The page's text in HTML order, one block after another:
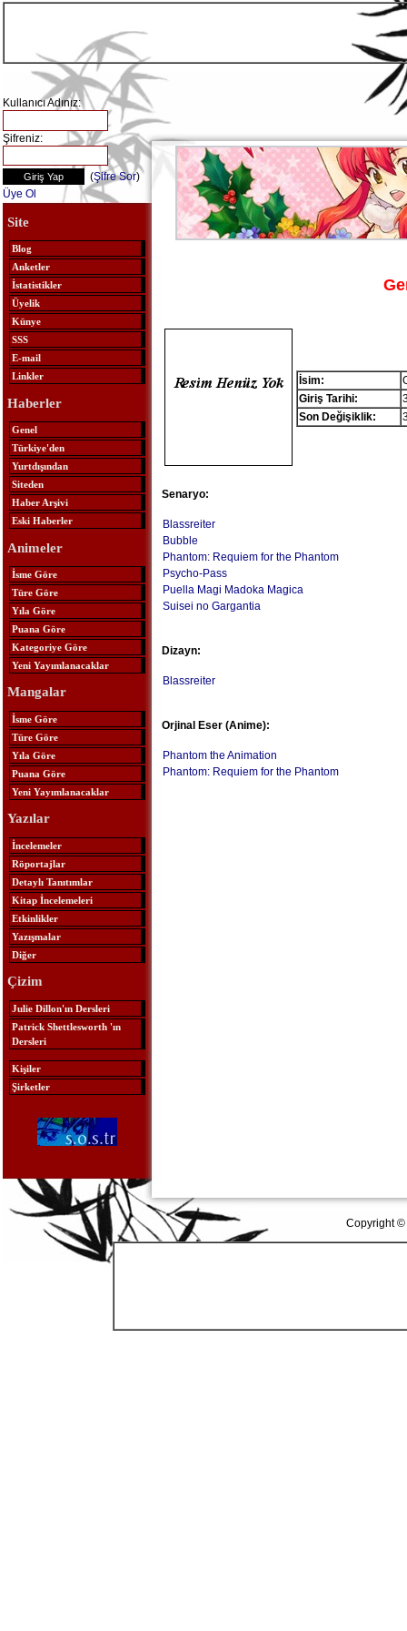
Kullanıcı Adınız:
Şifreniz:
(Şifre Sor)
Üye Ol
Site
Blog
Anketler
İstatistikler
Üyelik
Künye
SSS
E-mail
Linkler
Haberler
Genel
Türkiye'den
Yurtdışından
Siteden
Haber Arşivi
Eski Haberler
Animeler
İsme Göre
Türe Göre
Yıla Göre
Puana Göre
Kategoriye Göre
Yeni Yayımlanacaklar
Mangalar
İsme Göre
Türe Göre
Yıla Göre
Puana Göre
Yeni Yayımlanacaklar
Yazılar
İncelemeler
Röportajlar
Detaylı Tanıtımlar
Kitap İncelemeleri
Etkinlikler
Yazışmalar
Diğer
Çizim
Julie Dillon'ın Dersleri
Patrick Shettlesworth 'ın
Dersleri
Kişiler
Şirketler
İsim:
Giriş Tarihi:
Son Değişiklik:
Senaryo:
Blassreiter
Bubble
Phantom: Requiem for the Phantom
Psycho-Pass
Puella Magi Madoka Magica
Suisei no Gargantia
Dizayn:
Blassreiter
Orjinal Eser (Anime):
Phantom the Animation
Phantom: Requiem for the Phantom
Copyright ©